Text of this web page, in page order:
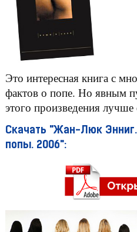
Это интересная книга с
фактов о попе. Но явным
этого произведения лучше
Скачать "Жан-Люк Энниг.
попы. 2006":